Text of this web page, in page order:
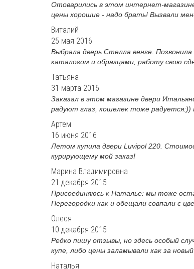
Отоварились в этом интернет-
цены хорошие - надо брать! Вызвали
Виталий
25 мая 2016
Выбрала дверь Стелла венге.
каталогом и образцами, работу свою
Татьяна
31 марта 2016
Заказал в этом магазине двери
радуют глаз, кошелек тоже радуется:))
Артем
16 июня 2016
Летом купила двери Luvipol 220.
курирующему мой заказ!
Марина Владимировна
21 декабря 2015
Присоединяюсь к Наталье: мы тоже
Перегородки как и обещали совпали с
Олеся
10 декабря 2015
Редко пишу отзывы, но здесь особый
купе, либо цены заламывали как за
Наталья